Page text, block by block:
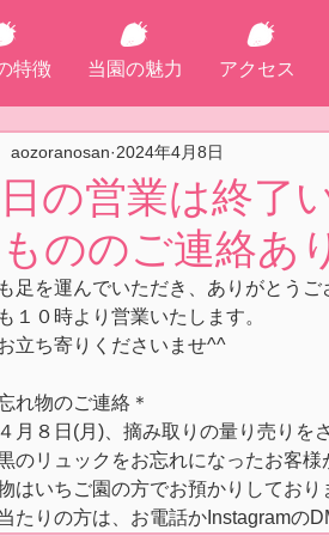
特徴 当園の魅力 アクセス
の営業は終了
ののご連絡あ
aozoranosan 2024年4月8日
足を運んでいただき、ありがとう
１０時より営業いたします。
立ち寄りくださいませ^^
れ物のご連絡＊
月８日(月)、摘み取りの量り売りを
のリュックをお忘れになったお客様
はいちご園の方でお預かりしており
たりの方は、お電話かInstagramの